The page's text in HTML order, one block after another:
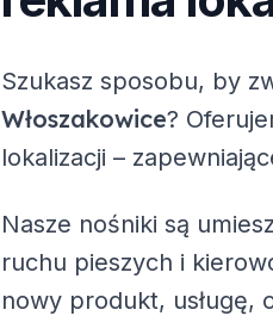
Szukasz sposobu, by
Włoszakowice?
lokalizacji –
Nasze nośniki są
ruchu pieszych i
nowy produkt, usługę,